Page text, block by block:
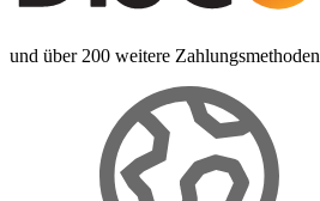
und über 200 weitere Zahlungsmethoden